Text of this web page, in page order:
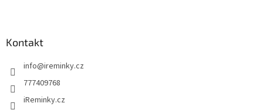
Kontakt
info@ireminky.cz
777409768
iReminky.cz